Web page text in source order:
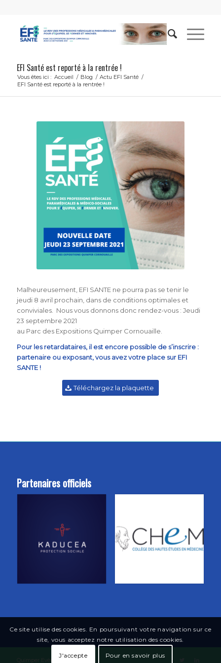
EFI Santé est reporté à la rentrée !
Vous êtes ici : Accueil / Blog / Actu EFI Santé /
EFI Santé est reporté à la rentrée !
Malheureusement, EFI SANTE ne pourra pas se tenir le
jeudi 8 avril prochain, dans de conditions optimales et
conviviales. Nous vous donnons donc rendez-vous : Jeudi
23 septembre 2021
au Parc des Expositions Quimper Cornouaille.
Pour les retardataires, il est encore possible de s’inscrire :
partenaire ou exposant, vous avez votre place sur EFI
SANTE !
Téléchargez la plaquette
Partenaires officiels
Quimper Evènements
Ce site utilise des cookies. En poursuivant votre navigation sur ce
site, vous acceptez notre utilisation des cookies.
J'accepte Pour en savoir plus